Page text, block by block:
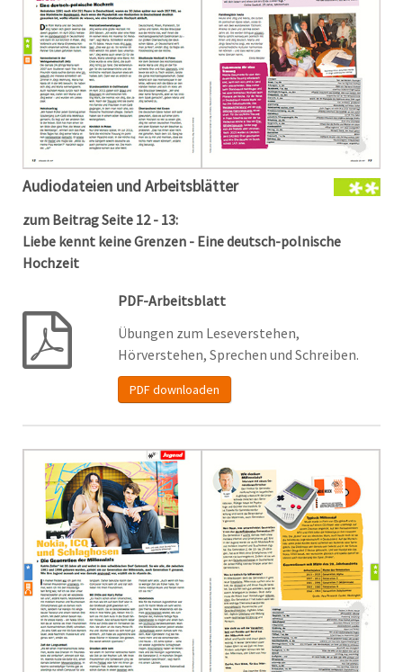
Audiodateien und Arbeitsblätter
zum Beitrag Seite 12 - 13:
Liebe kennt keine Grenzen - Eine deutsch-polnische
Hochzeit
PDF-Arbeitsblatt
Übungen zum Leseverstehen,
Hörverstehen, Sprechen und Schreiben.
PDF downloaden